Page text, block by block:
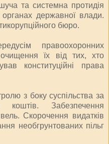
та системна протидія
державної влади.
бюро.
правоохоронних
їх від тих, хто
конституційні права
з боку суспільства за
коштів. Забезпечення
Скорочення видатків
необгрунтованих пільг